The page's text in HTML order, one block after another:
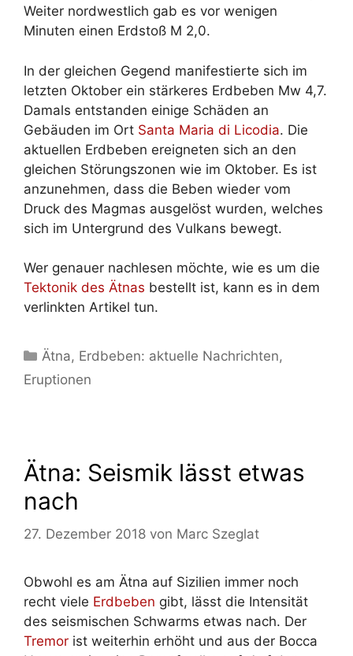
Weiter nordwestlich gab es vor wenigen
Minuten einen Erdstoß M 2,0.
In der gleichen Gegend manifestierte sich im
letzten Oktober ein stärkeres Erdbeben Mw 4,7.
Damals entstanden einige Schäden an
Gebäuden im Ort Santa Maria di Licodia. Die
aktuellen Erdbeben ereigneten sich an den
gleichen Störungszonen wie im Oktober. Es ist
anzunehmen, dass die Beben wieder vom
Druck des Magmas ausgelöst wurden, welches
sich im Untergrund des Vulkans bewegt.
Wer genauer nachlesen möchte, wie es um die
Tektonik des Ätnas bestellt ist, kann es in dem
verlinkten Artikel tun.
Kategorien
Ätna, Erdbeben: aktuelle Nachrichten,
Eruptionen
Ätna: Seismik lässt etwas
nach
27. Dezember 2018 von Marc Szeglat
Obwohl es am Ätna auf Sizilien immer noch
recht viele Erdbeben gibt, lässt die Intensität
des seismischen Schwarms etwas nach. Der
Tremor ist weiterhin erhöht und aus der Bocca